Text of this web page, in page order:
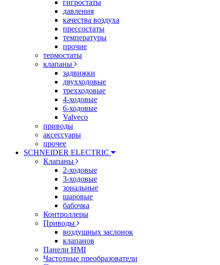
гигростаты
давления
качества воздуха
прессостаты
температуры
прочие
термостаты
клапаны
задвижки
двухходовые
трехходовые
4-ходовые
6-ходовые
Valveco
приводы
аксессуары
прочее
SCHNEIDER ELECTRIC
Клапаны
2-ходовые
3-ходовые
зональные
шаровые
бабочка
Контроллеры
Приводы
воздушных заслонок
клапанов
Панели HMI
Частотные преобразователи